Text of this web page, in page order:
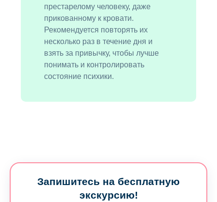
престарелому человеку, даже
прикованному к кровати.
Рекомендуется повторять их
несколько раз в течение дня и
взять за привычку, чтобы лучше
понимать и контролировать
состояние психики.
Запишитесь на бесплатную
экскурсию!